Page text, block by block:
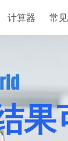
计算器 常
果